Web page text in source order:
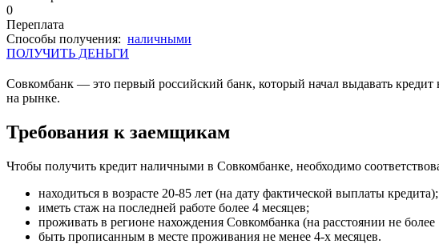
0
Переплата
Cпособы получения: наличными
ПОЛУЧИТЬ ДЕНЬГИ
Совкомбанк — это первый российский банк, который начал выдавать
на рынке.
Требования к заемщикам
Чтобы получить кредит наличными в Совкомбанке, необходимо
находиться в возрасте 20-85 лет (на дату фактической выплаты кредита);
иметь стаж на последней работе более 4 месяцев;
проживать в регионе нахождения Совкомбанка (на расстоянии не
быть прописанным в месте проживания не менее 4-х месяцев.